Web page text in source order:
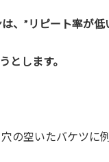
、”リピート率が低
とします。
の空いたバケツに